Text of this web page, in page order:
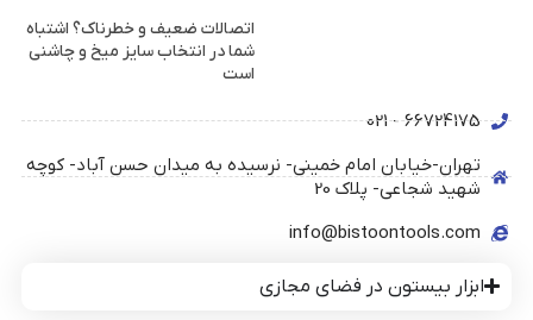
اتصالات ضعیف و خطرناک؟ اشتباه
شما در انتخاب سایز میخ و چاشنی
است
66724175 - 021
تهران-خیابان امام خمینی- نرسیده به میدان حسن آباد- کوچه
شهید شجاعی- پلاک 20
info@bistoontools.com
ابزار بیستون در فضای مجازی